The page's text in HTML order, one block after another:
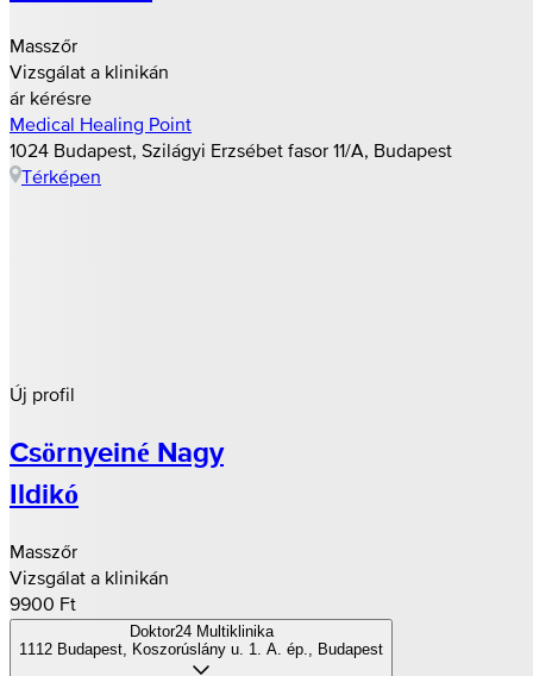
Masszőr
Vizsgálat a klinikán
ár kérésre
Medical Healing Point
1024 Budapest, Szilágyi Erzsébet fasor 11/A, Budapest
Térképen
Új profil
Csörnyeiné Nagy
Ildikó
Masszőr
Vizsgálat a klinikán
9900 Ft
Doktor24 Multiklinika
1112 Budapest, Koszorúslány u. 1. A. ép., Budapest